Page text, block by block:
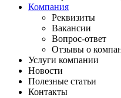
Компания
Реквизиты
Вакансии
Вопрос-ответ
Отзывы о
Услуги компании
Новости
Полезные статьи
Контакты